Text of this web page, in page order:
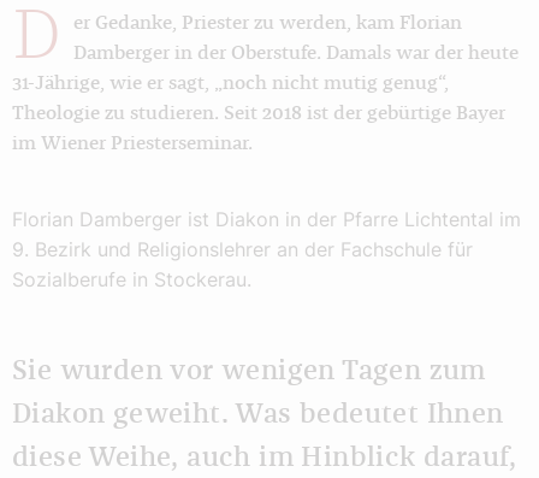
D
er Gedanke, Priester zu werden, kam Florian
Damberger in der Oberstufe. Damals war der heute
31-Jährige, wie er sagt, „noch nicht mutig genug“,
Theologie zu studieren. Seit 2018 ist der gebürtige Bayer
im Wiener Priesterseminar.
Florian Damberger ist Diakon in der Pfarre Lichtental im
9. Bezirk und Religionslehrer an der Fachschule für
Sozialberufe in Stockerau.
Sie wurden vor wenigen Tagen zum
Diakon geweiht. Was bedeutet Ihnen
diese Weihe, auch im Hinblick darauf,